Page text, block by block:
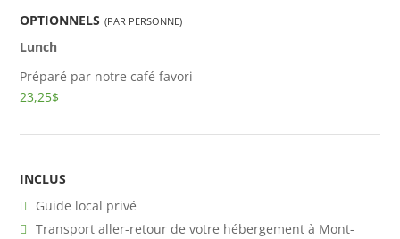
OPTIONNELS (PAR PERSONNE)
Lunch
Préparé par notre café favori
23,25$
INCLUS
Guide local privé
Transport aller-retour de votre hébergement à Mont-